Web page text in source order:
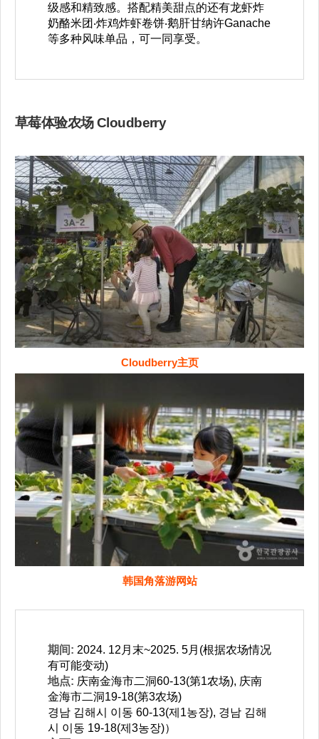
级感和精致感。搭配精美甜点的还有龙虾炸
奶酪米团‧炸鸡炸虾卷饼‧鹅肝甘纳许Ganache
等多种风味单品，可一同享受。
草莓体验农场 Cloudberry
Cloudberry主页
韩国角落游网站
期间: 2024. 12月末~2025. 5月(根据农场情况
有可能变动)
地点: 庆南金海市二洞60-13(第1农场), 庆南
金海市二洞19-18(第3农场)
경남 김해시 이동 60-13(제1농장), 경남 김해
시 이동 19-18(제3농장)）